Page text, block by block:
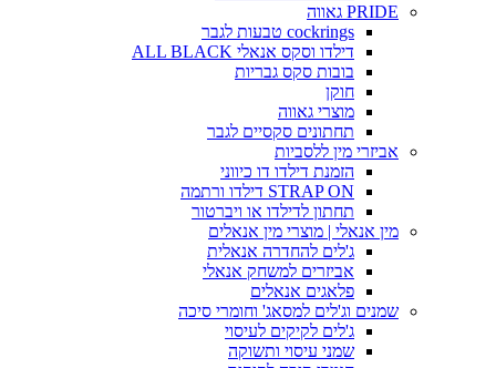
PRIDE גאווה
cockrings טבעות לגבר
דילדו וסקס אנאלי ALL BLACK
בובות סקס גבריות
חוקן
מוצרי גאווה
תחתונים סקסיים לגבר
אביזרי מין ללסביות
הזמנת דילדו דו כיווני
STRAP ON דילדו ורתמה
תחתון לדילדו או ויברטור
מין אנאלי | מוצרי מין אנאלים
ג'לים להחדרה אנאלית
אביזרים למשחק אנאלי
פלאגים אנאלים
שמנים וג'לים למסאג' וחומרי סיכה
ג'לים לקיקים לעיסוי
שמני עיסוי ותשוקה